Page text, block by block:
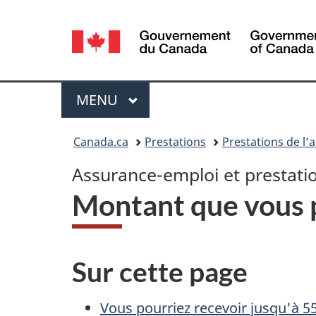
Sélection
de
la
langue
Menu
MENU PRINCIPAL
Canada.ca Prestations Prestations de
A
s
u
Assurance-emploi et
Montant que
Sur cette page
Vous pourriez recevoir jusqu'à